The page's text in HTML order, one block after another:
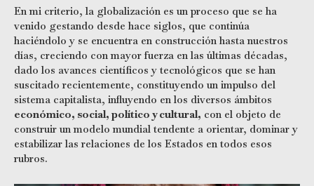
En mi criterio, la globalización es un proceso que se ha
venido gestando desde hace siglos, que continúa
haciéndolo y se encuentra en construcción hasta nuestros
días, creciendo con mayor fuerza en las últimas décadas,
dado los avances científicos y tecnológicos que se han
suscitado recientemente, constituyendo un impulso del
sistema capitalista, influyendo en los diversos ámbitos
económico, social, político y cultural, con el objeto de
construir un modelo mundial tendente a orientar, dominar y
estabilizar las relaciones de los Estados en todos esos
rubros.